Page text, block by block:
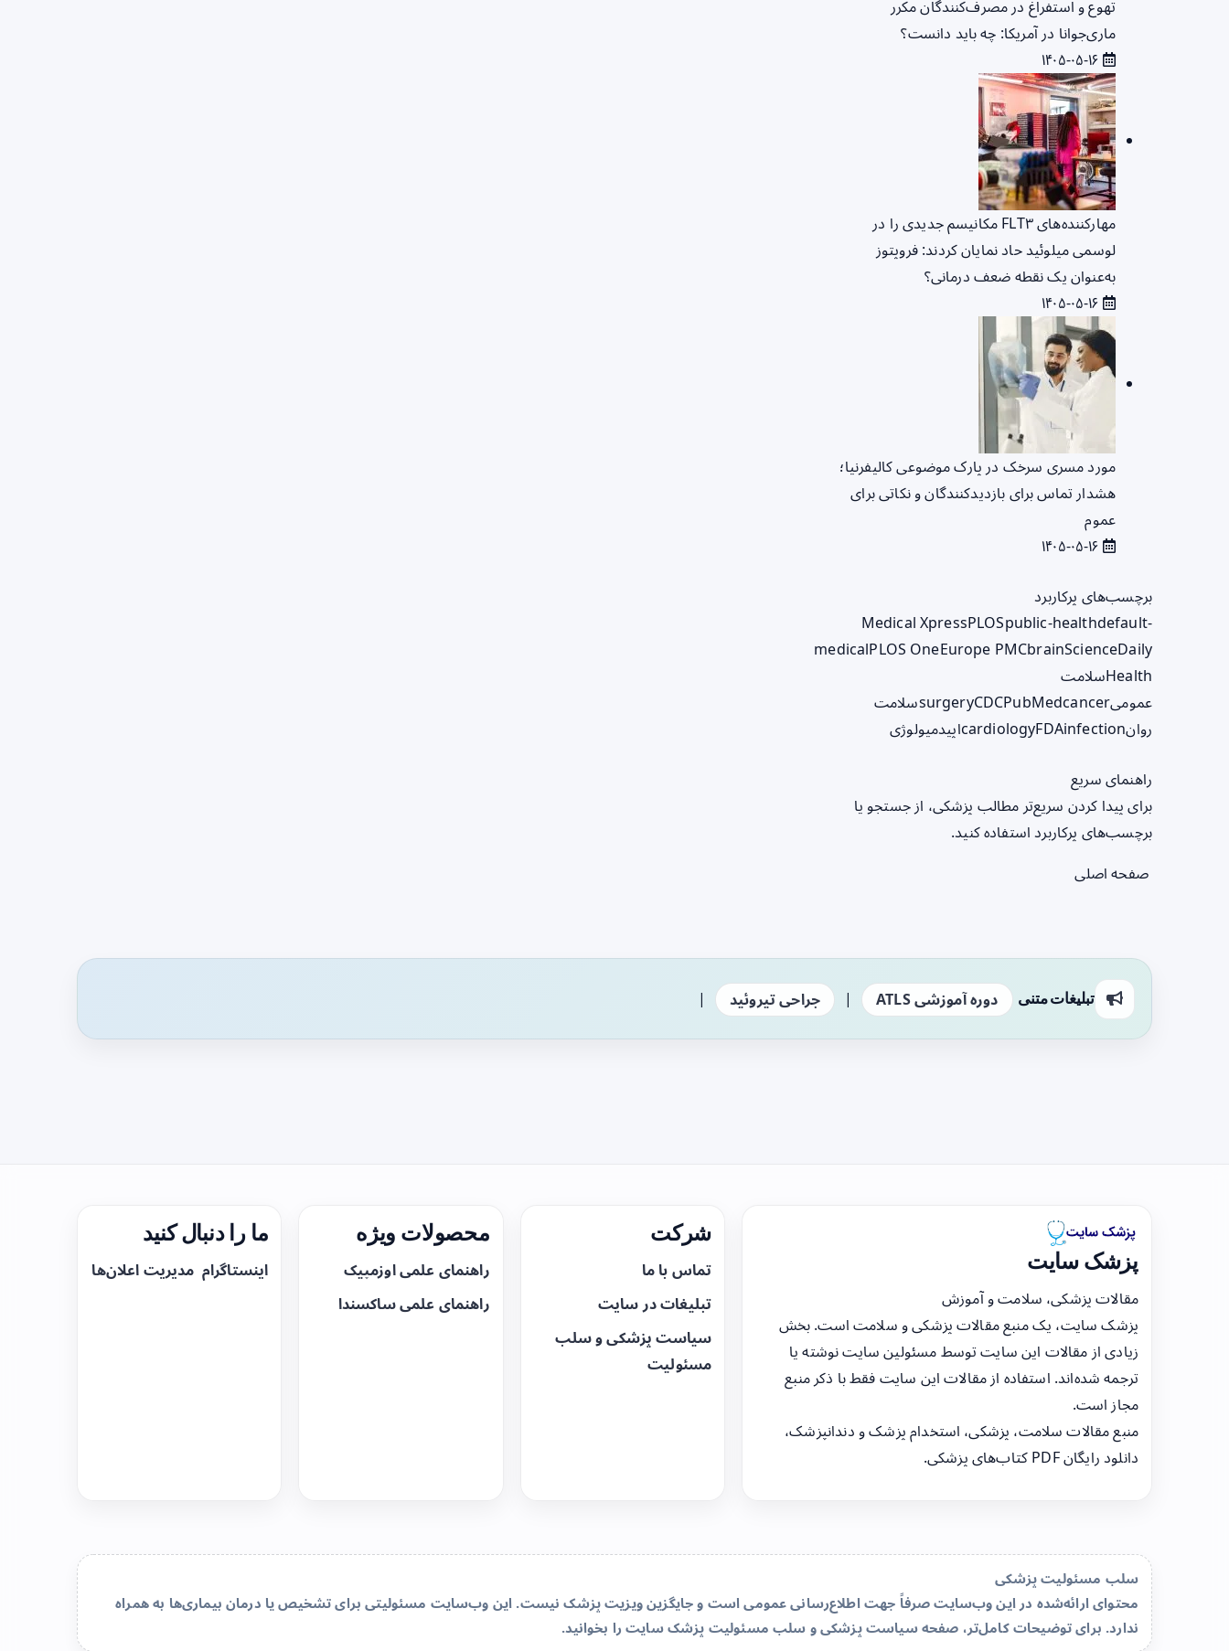
تهوع و استفراغ در مصرف‌کنندگان مکرر
ماری‌جوانا در آمریکا: چه باید دانست؟
مهارکننده‌های FLT۳ مکانیسم جدیدی را در
لوسمی میلوئید حاد نمایان کردند: فروپتوز
به‌عنوان یک نقطه ضعف درمانی؟
مورد مسری سرخک در پارک موضوعی کالیفرنیا؛
هشدار تماس برای بازدیدکنندگان و نکاتی برای
عموم
برچسب‌های پرکاربرد
Medical XpressPLOSpublic-healthdefault-
medicalPLOS OneEurope PMCbrainScienceDaily
Healthسلامت
عمومی
surgeryCDCPubMedcancer
سلامت
روان
cardiologyFDAinfection اپیدمیولوژی
راهنمای سریع
برای پیدا کردن سریع‌تر مطالب پزشکی، از جستجو یا
برچسب‌های پرکاربرد استفاده کنید.
صفحه اصلی
تبلیغات متنی دوره آموزشی ATLS | جراحی تیروئید |
پزشک سایت
مقالات پزشکی، سلامت و آموزش
پزشک سایت، یک منبع مقالات پزشکی و سلامت است. بخش
زیادی از مقالات این سایت توسط مسئولین سایت نوشته یا
ترجمه شده‌اند. استفاده از مقالات این سایت فقط با ذکر منبع
مجاز است.
منبع مقالات سلامت، پزشکی، استخدام پزشک و دندانپزشک،
دانلود رایگان PDF کتاب‌های پزشکی.
شرکت
تماس با ما
تبلیغات در سایت
سیاست پزشکی و سلب
مسئولیت
محصولات ویژه
راهنمای علمی اوزمپیک
راهنمای علمی ساکسندا
ما را دنبال کنید
اینستاگرام مدیریت اعلان‌ها
سلب مسئولیت پزشکی
محتوای ارائه‌شده در این وب‌سایت صرفاً جهت اطلاع‌رسانی عمومی است و جایگزین ویزیت پزشک نیست. این وب‌سایت مسئولیتی برای تشخیص یا درمان بیماری‌ها به همراه
ندارد. برای توضیحات کامل‌تر، صفحهسیاست پزشکی و سلب مسئولیت پزشک سایترا بخوانید.